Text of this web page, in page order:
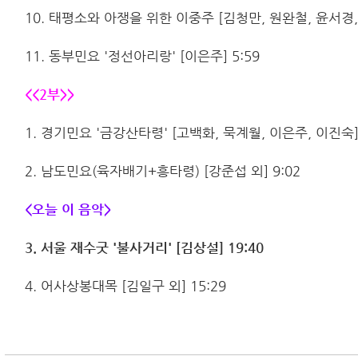
10. 태평소와 아쟁을 위한 이중주 [김청만, 원완철, 윤서
11. 동부민요 '정선아리랑' [이은주] 5:59
<<2부>>
1. 경기민요 '금강산타령' [고백화, 묵계월, 이은주, 이진
2. 남도민요(육자배기+흥타령) [강준섭 외] 9:02
<오늘 이 음악>
3. 서울 재수굿 '불사거리' [김상설] 19:40
4. 어사상봉대목 [김일구 외] 15:29